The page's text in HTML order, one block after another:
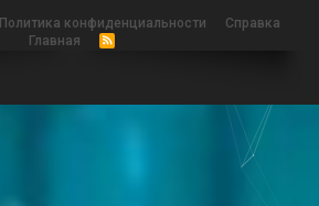
Политика конфиденциальности
Справка
Главная
R